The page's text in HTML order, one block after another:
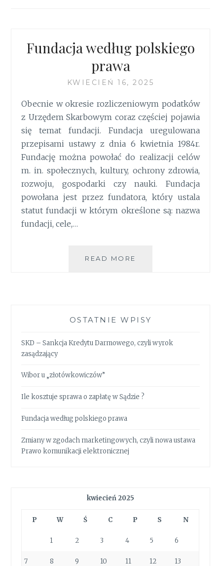
Fundacja według polskiego
prawa
KWIECIEŃ 16, 2025
Obecnie w okresie rozliczeniowym podatków
z Urzędem Skarbowym coraz częściej pojawia
się temat fundacji. Fundacja uregulowana
przepisami ustawy z dnia 6 kwietnia 1984r.
Fundację można powołać do realizacji celów
m. in. społecznych, kultury, ochrony zdrowia,
rozwoju, gospodarki czy nauki. Fundacja
powołana jest przez fundatora, który ustala
statut fundacji w którym określone są: nazwa
fundacji, cele,…
READ MORE
OSTATNIE WPISY
SKD – Sankcja Kredytu Darmowego, czyli wyrok
zasądzający
Wibor u „złotówkowiczów”
Ile kosztuje sprawa o zapłatę w Sądzie ?
Fundacja według polskiego prawa
Zmiany w zgodach marketingowych, czyli nowa ustawa
Prawo komunikacji elektronicznej
kwiecień 2025
P W Ś C P S N
1 2 3 4 5 6
7 8 9 10 11 12 13